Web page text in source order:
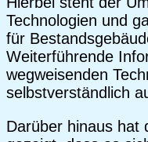
Technologien und
für
Weiterführende
wegweisenden
selbstverständlich
Darüber hinaus hat